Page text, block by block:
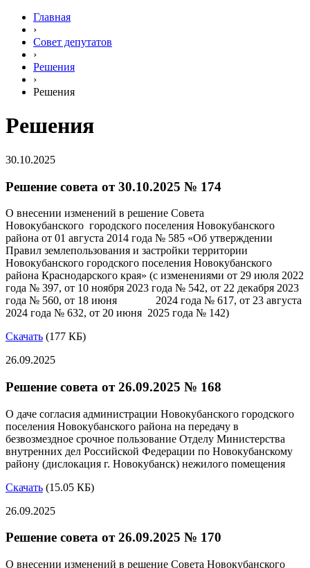
Главная
›
Совет депутатов
›
Решения
›
Решения
Решения
30.10.2025
Решение совета от 30.10.2025 № 174
О внесении изменений в решение Совета
Новокубанского городского поселения Новокубанского
района от 01 августа 2014 года № 585 «Об утверждении
Правил землепользования и застройки территории
Новокубанского городского поселения Новокубанского
района Краснодарского края» (с изменениями от 29 июля 2022
года № 397, от 10 ноября 2023 года № 542, от 22 декабря 2023
года № 560, от 18 июня 2024 года № 617, от 23 августа
2024 года № 632, от 20 июня 2025 года № 142)
Скачать (177 КБ)
26.09.2025
Решение совета от 26.09.2025 № 168
О даче согласия администрации Новокубанского городского
поселения Новокубанского района на передачу в
безвозмездное срочное пользование Отделу Министерства
внутренних дел Российской Федерации по Новокубанскому
району (дислокация г. Новокубанск) нежилого помещения
Скачать (15.05 КБ)
26.09.2025
Решение совета от 26.09.2025 № 170
О внесении изменений в решение Совета Новокубанского